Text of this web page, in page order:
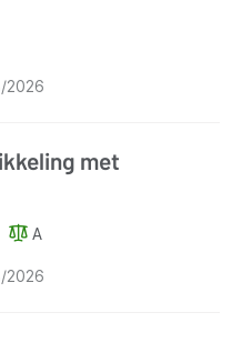
2026
met
A
2026